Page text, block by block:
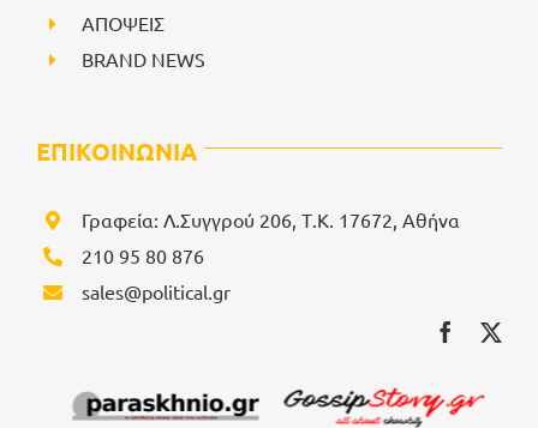
ΑΠΟΨΕΙΣ
BRAND NEWS
ΕΠΙΚΟΙΝΩΝΙΑ
Γραφεία: Λ.Συγγρού 206, Τ.Κ. 17672, Αθήνα
210 95 80 876
sales@political.gr